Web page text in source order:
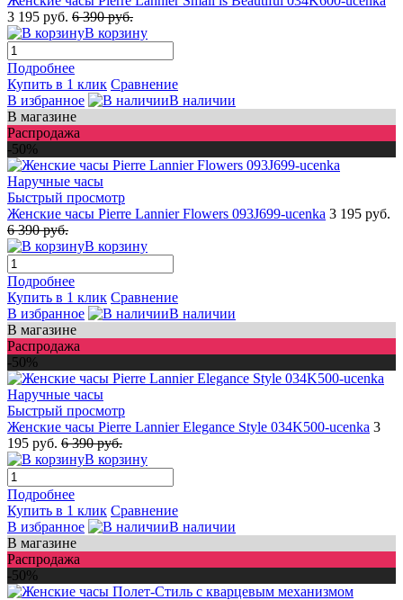
3 195 руб. 6 390 руб.
В корзину
Подробнее
Купить в 1 клик Сравнение
В избранное
В наличии
В магазине
Распродажа
-50%
Быстрый просмотр
Женские часы Pierre Lannier Flowers 093J699-ucenka 3 195 руб.
6 390 руб.
В корзину
Подробнее
Купить в 1 клик Сравнение
В избранное
В наличии
В магазине
Распродажа
-50%
Быстрый просмотр
Женские часы Pierre Lannier Elegance Style 034K500-ucenka 3
195 руб. 6 390 руб.
В корзину
Подробнее
Купить в 1 клик Сравнение
В избранное
В наличии
В магазине
Распродажа
-50%